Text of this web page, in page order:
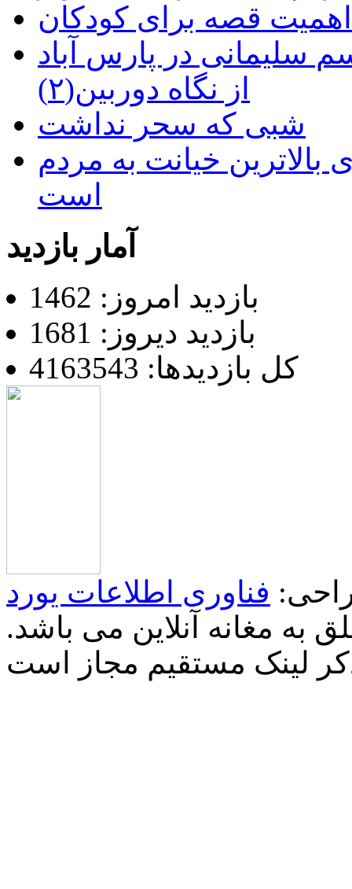
سلیمانی در پارس آباد
از نگاه دوربین(۲)
شبی که سحر نداشت
خیانت به مردم
است
آمار بازدید
بازدید امروز: 1462
بازدید دیروز: 1681
کل بازدیدها: 4163543
فناوری اطلاعات یورد
به مغانه آنلاین می باشد.